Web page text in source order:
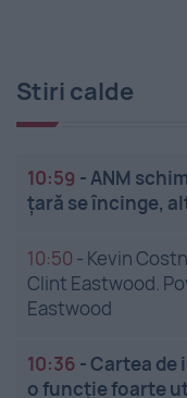
Stiri calde
10:59 - ANM
țară se încinge,
10:50 - Kevin
Clint Eastwood.
Eastwood
10:36 -Cartea de
o funcție foarte